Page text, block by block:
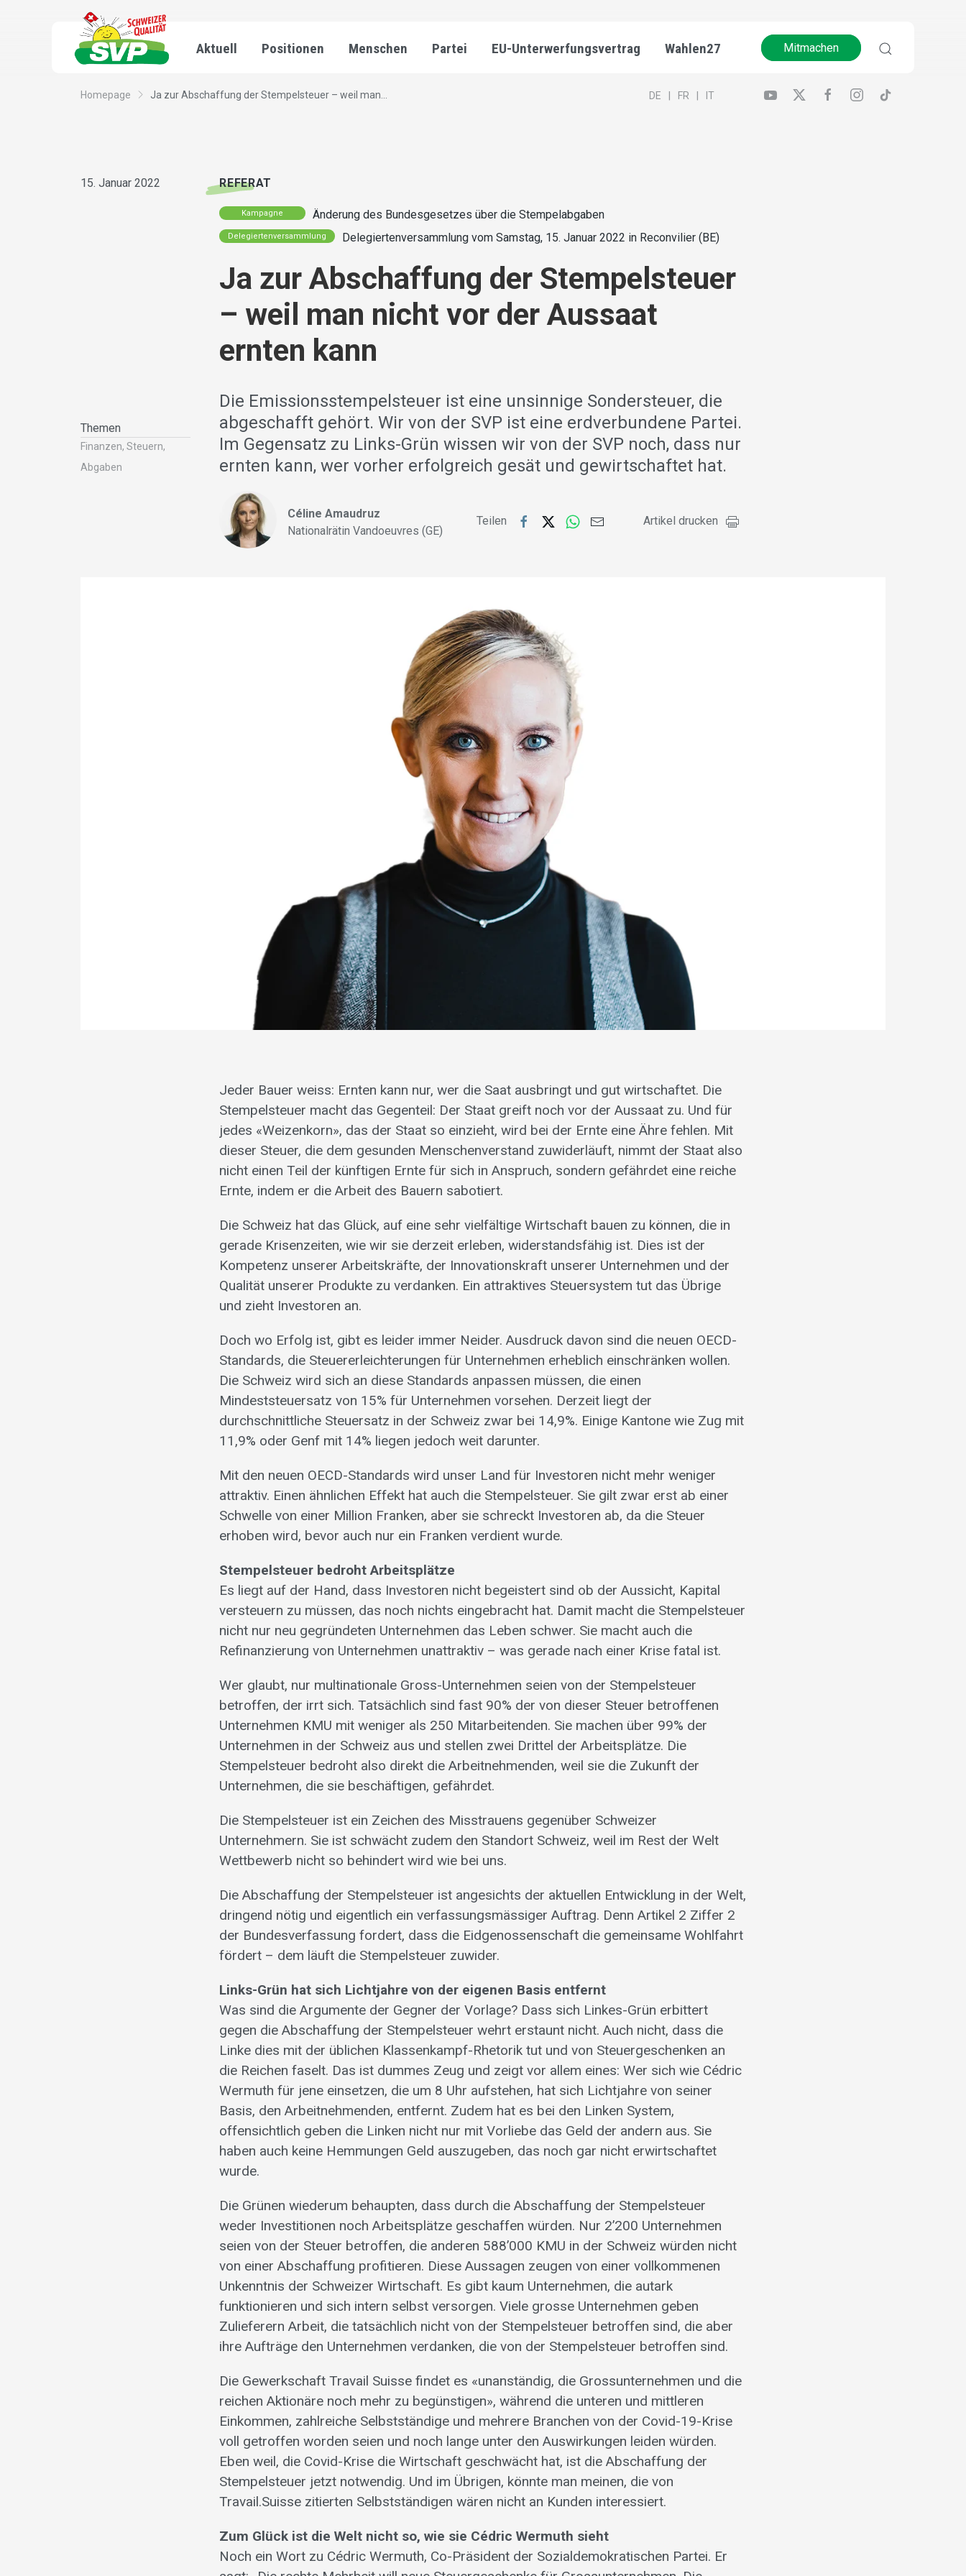
Aktuell Positionen Menschen Partei EU-Unterwerfungsvertrag Wahlen27 Mitmachen
Homepage Ja zur Abschaffung der Stempelsteuer – weil man... DE FR IT
15. Januar 2022
Themen
Finanzen, Steuern,
Abgaben
REFERAT
Kampagne Änderung des Bundesgesetzes über die Stempelabgaben
Delegiertenversammlung Delegiertenversammlung vom Samstag, 15. Januar 2022 in Reconvilier (BE)
Ja zur Abschaffung der Stempelsteuer
– weil man nicht vor der Aussaat
ernten kann
Die Emissionsstempelsteuer ist eine unsinnige Sondersteuer, die
abgeschafft gehört. Wir von der SVP ist eine erdverbundene Partei.
Im Gegensatz zu Links-Grün wissen wir von der SVP noch, dass nur
ernten kann, wer vorher erfolgreich gesät und gewirtschaftet hat.
Céline Amaudruz
Nationalrätin Vandoeuvres (GE)
Teilen Artikel drucken
Jeder Bauer weiss: Ernten kann nur, wer die Saat ausbringt und gut wirtschaftet. Die
Stempelsteuer macht das Gegenteil: Der Staat greift noch vor der Aussaat zu. Und für
jedes «Weizenkorn», das der Staat so einzieht, wird bei der Ernte eine Ähre fehlen. Mit
dieser Steuer, die dem gesunden Menschenverstand zuwiderläuft, nimmt der Staat also
nicht einen Teil der künftigen Ernte für sich in Anspruch, sondern gefährdet eine reiche
Ernte, indem er die Arbeit des Bauern sabotiert.
Die Schweiz hat das Glück, auf eine sehr vielfältige Wirtschaft bauen zu können, die in
gerade Krisenzeiten, wie wir sie derzeit erleben, widerstandsfähig ist. Dies ist der
Kompetenz unserer Arbeitskräfte, der Innovationskraft unserer Unternehmen und der
Qualität unserer Produkte zu verdanken. Ein attraktives Steuersystem tut das Übrige
und zieht Investoren an.
Doch wo Erfolg ist, gibt es leider immer Neider. Ausdruck davon sind die neuen OECD-
Standards, die Steuererleichterungen für Unternehmen erheblich einschränken wollen.
Die Schweiz wird sich an diese Standards anpassen müssen, die einen
Mindeststeuersatz von 15% für Unternehmen vorsehen. Derzeit liegt der
durchschnittliche Steuersatz in der Schweiz zwar bei 14,9%. Einige Kantone wie Zug mit
11,9% oder Genf mit 14% liegen jedoch weit darunter.
Mit den neuen OECD-Standards wird unser Land für Investoren nicht mehr weniger
attraktiv. Einen ähnlichen Effekt hat auch die Stempelsteuer. Sie gilt zwar erst ab einer
Schwelle von einer Million Franken, aber sie schreckt Investoren ab, da die Steuer
erhoben wird, bevor auch nur ein Franken verdient wurde.
Stempelsteuer bedroht Arbeitsplätze
Es liegt auf der Hand, dass Investoren nicht begeistert sind ob der Aussicht, Kapital
versteuern zu müssen, das noch nichts eingebracht hat. Damit macht die Stempelsteuer
nicht nur neu gegründeten Unternehmen das Leben schwer. Sie macht auch die
Refinanzierung von Unternehmen unattraktiv – was gerade nach einer Krise fatal ist.
Wer glaubt, nur multinationale Gross-Unternehmen seien von der Stempelsteuer
betroffen, der irrt sich. Tatsächlich sind fast 90% der von dieser Steuer betroffenen
Unternehmen KMU mit weniger als 250 Mitarbeitenden. Sie machen über 99% der
Unternehmen in der Schweiz aus und stellen zwei Drittel der Arbeitsplätze. Die
Stempelsteuer bedroht also direkt die Arbeitnehmenden, weil sie die Zukunft der
Unternehmen, die sie beschäftigen, gefährdet.
Die Stempelsteuer ist ein Zeichen des Misstrauens gegenüber Schweizer
Unternehmern. Sie ist schwächt zudem den Standort Schweiz, weil im Rest der Welt
Wettbewerb nicht so behindert wird wie bei uns.
Die Abschaffung der Stempelsteuer ist angesichts der aktuellen Entwicklung in der Welt,
dringend nötig und eigentlich ein verfassungsmässiger Auftrag. Denn Artikel 2 Ziffer 2
der Bundesverfassung fordert, dass die Eidgenossenschaft die gemeinsame Wohlfahrt
fördert – dem läuft die Stempelsteuer zuwider.
Links-Grün hat sich Lichtjahre von der eigenen Basis entfernt
Was sind die Argumente der Gegner der Vorlage? Dass sich Linkes-Grün erbittert
gegen die Abschaffung der Stempelsteuer wehrt erstaunt nicht. Auch nicht, dass die
Linke dies mit der üblichen Klassenkampf-Rhetorik tut und von Steuergeschenken an
die Reichen faselt. Das ist dummes Zeug und zeigt vor allem eines: Wer sich wie Cédric
Wermuth für jene einsetzen, die um 8 Uhr aufstehen, hat sich Lichtjahre von seiner
Basis, den Arbeitnehmenden, entfernt. Zudem hat es bei den Linken System,
offensichtlich geben die Linken nicht nur mit Vorliebe das Geld der andern aus. Sie
haben auch keine Hemmungen Geld auszugeben, das noch gar nicht erwirtschaftet
wurde.
Die Grünen wiederum behaupten, dass durch die Abschaffung der Stempelsteuer
weder Investitionen noch Arbeitsplätze geschaffen würden. Nur 2’200 Unternehmen
seien von der Steuer betroffen, die anderen 588’000 KMU in der Schweiz würden nicht
von einer Abschaffung profitieren. Diese Aussagen zeugen von einer vollkommenen
Unkenntnis der Schweizer Wirtschaft. Es gibt kaum Unternehmen, die autark
funktionieren und sich intern selbst versorgen. Viele grosse Unternehmen geben
Zulieferern Arbeit, die tatsächlich nicht von der Stempelsteuer betroffen sind, die aber
ihre Aufträge den Unternehmen verdanken, die von der Stempelsteuer betroffen sind.
Die Gewerkschaft Travail Suisse findet es «unanständig, die Grossunternehmen und die
reichen Aktionäre noch mehr zu begünstigen», während die unteren und mittleren
Einkommen, zahlreiche Selbstständige und mehrere Branchen von der Covid-19-Krise
voll getroffen worden seien und noch lange unter den Auswirkungen leiden würden.
Eben weil, die Covid-Krise die Wirtschaft geschwächt hat, ist die Abschaffung der
Stempelsteuer jetzt notwendig. Und im Übrigen, könnte man meinen, die von
Travail.Suisse zitierten Selbstständigen wären nicht an Kunden interessiert.
Zum Glück ist die Welt nicht so, wie sie Cédric Wermuth sieht
Noch ein Wort zu Cédric Wermuth, Co-Präsident der Sozialdemokratischen Partei. Er